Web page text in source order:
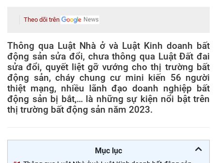
Theo dõi trên
Thông qua Luật Nhà ở và Luật Kinh doanh bất
động sản sửa đổi, chưa thông qua Luật Đất đai
sửa đổi, quyết liệt gỡ vướng cho thị trường bất
động sản, cháy chung cư mini kiến 56 người
thiệt mạng, nhiều lãnh đạo doanh nghiệp bất
động sản bị bắt,… là những sự kiện nổi bật trên
thị trường bất động sản năm 2023.
Mục lục